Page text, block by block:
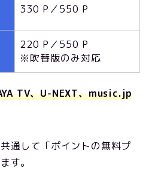
330 P／550 P
220 P／550 P
※吹替版のみ対応
TV、U-NEXT、music.jp
通して「ポイントの無料プ
す。